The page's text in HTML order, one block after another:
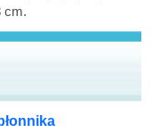
cm.